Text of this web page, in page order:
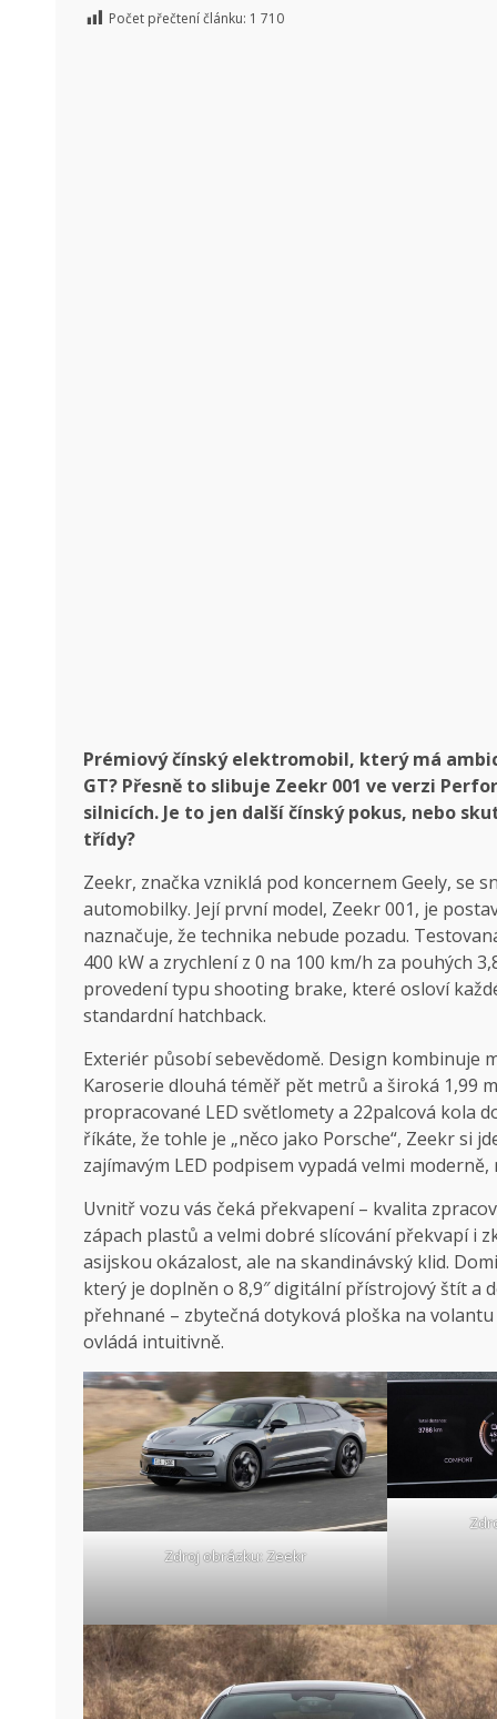
Počet přečtení článku: 1 710
Prémiový čínský elektromobil, který má
GT? Přesně to slibuje Zeekr 001 ve verzi
silnicích. Je to jen další čínský pokus, nebo
třídy?
Zeekr, značka vzniklá pod koncernem Geely, se
automobilky. Její první model, Zeekr 001, je
naznačuje, že technika nebude pozadu.
400 kW a zrychlení z 0 na 100 km/h za pouhých
provedení typu shooting brake, které osloví
standardní hatchback.
Exteriér působí sebevědomě. Design kombinuje
Karoserie dlouhá téměř pět metrů a široká 1,99
propracované LED světlomety a 22palcová kola
říkáte, že tohle je „něco jako Porsche“, Zeekr si
zajímavým LED podpisem vypadá velmi
Uvnitř vozu vás čeká překvapení – kvalita
zápach plastů a velmi dobré slícování překvapí i
asijskou okázalost, ale na skandinávský klid.
který je doplněn o 8,9″ digitální přístrojový štít a
přehnané – zbytečná dotyková ploška na
ovládá intuitivně.
Zdroj obrázku: Zeekr